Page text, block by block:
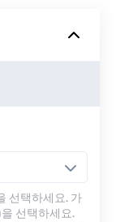
선택하세요. 가
선택하세요.